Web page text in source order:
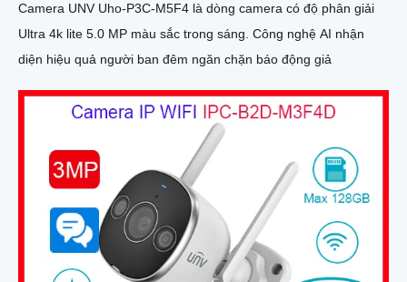
Camera UNV Uho-P3C-M5F4 là dòng camera có độ phân giải
Ultra 4k lite 5.0 MP màu sắc trong sáng. Công nghệ AI nhận
diện hiệu quả người ban đêm ngăn chặn báo động giả